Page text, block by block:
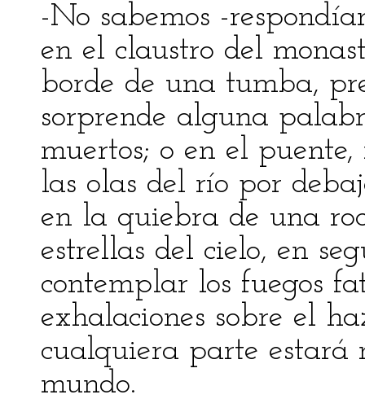
-No sabemos -
en el claustro del
borde de una tumba,
sorprende alguna
muertos; o en el
las olas del río por
en la quiebra de una
estrellas del cielo, en
contemplar los fuegos
exhalaciones sobre el
cualquiera parte estará
mundo.